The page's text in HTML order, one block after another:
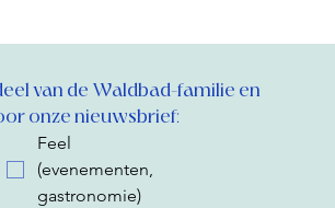
van de Waldbad-familie en
onze nieuwsbrief:
Feel
(evenementen,
gastronomie)